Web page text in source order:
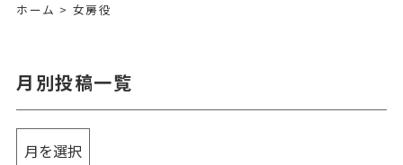
ホーム > 女房役
月別投稿一覧